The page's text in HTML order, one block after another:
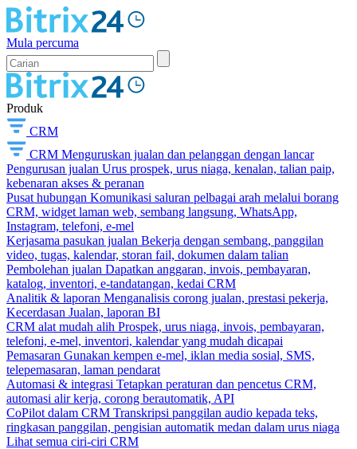
Mula percuma
Produk
CRM
CRM Menguruskan jualan dan pelanggan dengan lancar
Pengurusan jualan Urus prospek, urus niaga, kenalan, talian paip,
kebenaran akses & peranan
Pusat hubungan Komunikasi saluran pelbagai arah melalui borang
CRM, widget laman web, sembang langsung, WhatsApp,
Instagram, telefoni, e-mel
Kerjasama pasukan jualan Bekerja dengan sembang, panggilan
video, tugas, kalendar, storan fail, dokumen dalam talian
Pembolehan jualan Dapatkan anggaran, invois, pembayaran,
katalog, inventori, e-tandatangan, kedai CRM
Analitik & laporan Menganalisis corong jualan, prestasi pekerja,
Kecerdasan Jualan, laporan BI
CRM alat mudah alih Prospek, urus niaga, invois, pembayaran,
telefoni, e-mel, inventori, kalendar yang mudah dicapai
Pemasaran Gunakan kempen e-mel, iklan media sosial, SMS,
telepemasaran, laman pendarat
Automasi & integrasi Tetapkan peraturan dan pencetus CRM,
automasi alir kerja, corong berautomatik, API
CoPilot dalam CRM Transkripsi panggilan audio kepada teks,
ringkasan panggilan, pengisian automatik medan dalam urus niaga
Lihat semua ciri-ciri CRM